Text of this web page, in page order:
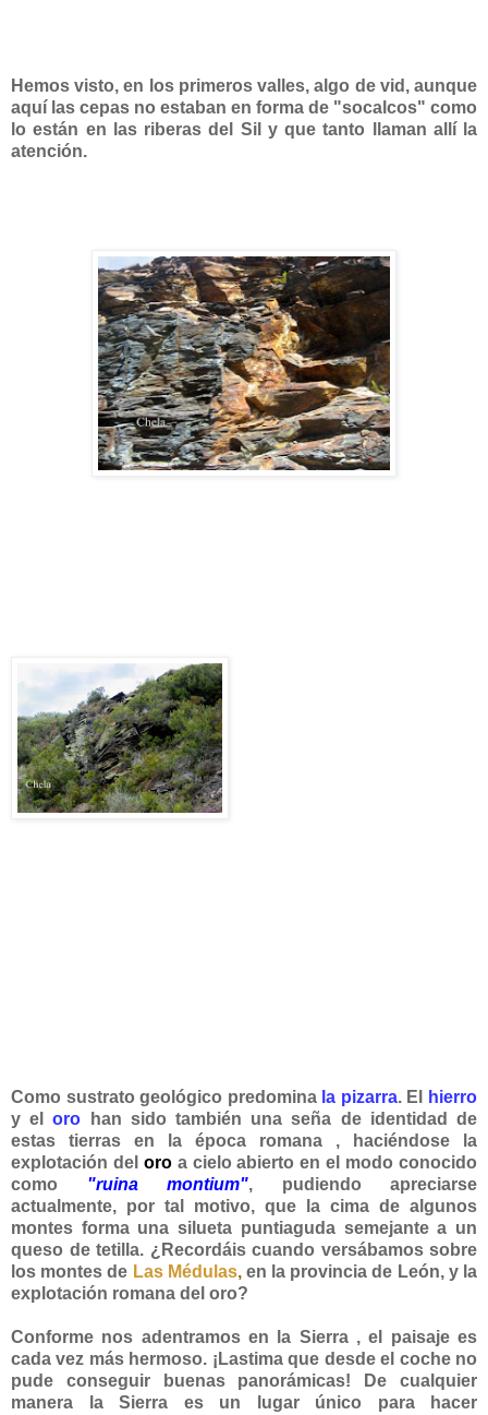
Hemos visto, en los primeros valles, algo de vid, aunque
aquí las cepas no estaban en forma de "socalcos" como
lo están en las riberas del Sil y que tanto llaman allí la
atención.
Como sustrato geológico predomina la pizarra. El
hierro
y eloro han sido también una seña de identidad de
estas tierras en la época romana , haciéndose la
explotación del oro a cielo abierto en el modo conocido
como
"ruina montium", pudiendo apreciarse
actualmente, por tal motivo, que la cima de algunos
montes forma una silueta puntiaguda semejante a un
queso de tetilla. ¿Recordáis cuando versábamos sobre
los montes de Las Médulas,en la provincia de León, y la
explotación romana del oro?
Conforme nos adentramos en la Sierra , el paisaje es
cada vez más hermoso. ¡Lastima que desde el coche no
pude conseguir buenas panorámicas! De cualquier
manera la Sierra es un lugar único para hacer